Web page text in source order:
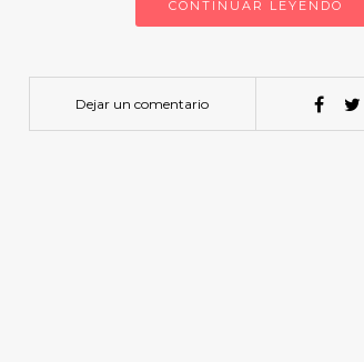
CONTINUAR LEYENDO
Dejar un comentario